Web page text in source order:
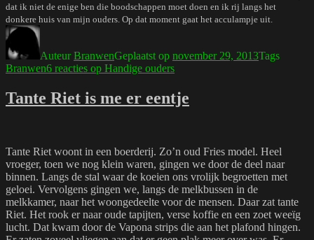
dat ik niet de enige ben die boodschappen moet doen en ik rij langs het
donkere huis van mijn ouders. Op dat moment gaat het acculampje uit.
AuteurBranwenGeplaatst op november 29, 2013Tags
Branwen6 reacties op Handige ouders
Tante Riet is me er eentje
Tante Riet woont in een boerderij. Zo’n oud Fries model. Heel
vroeger, toen we nog klein waren, gingen we door de deel naar
binnen. Langs de stal waar de koeien ons vrolijk begroetten met
geloei. Vervolgens gingen we, langs de melkbussen in de
melkkamer, naar het woongedeelte voor de mensen. Daar zat tante
Riet. Het rook er naar oude tapijten, verse koffie en een zoet weeïg
lucht. Dat kwam door de Vapona strips die aan het plafond hingen.